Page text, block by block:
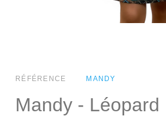
RÉFÉRENCE MANDY
Mandy - Léopard